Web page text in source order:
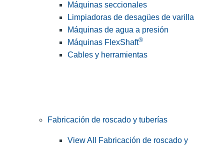
Máquinas seccionales
Limpiadoras de desagües de varilla
Máquinas de agua a presión
Máquinas FlexShaft®
Cables y herramientas
Fabricación de roscado y tuberías
View All Fabricación de roscado y